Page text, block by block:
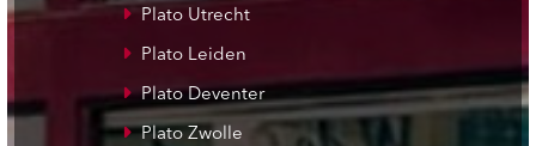
Plato Utrecht
Plato Leiden
Plato Deventer
Plato Zwolle